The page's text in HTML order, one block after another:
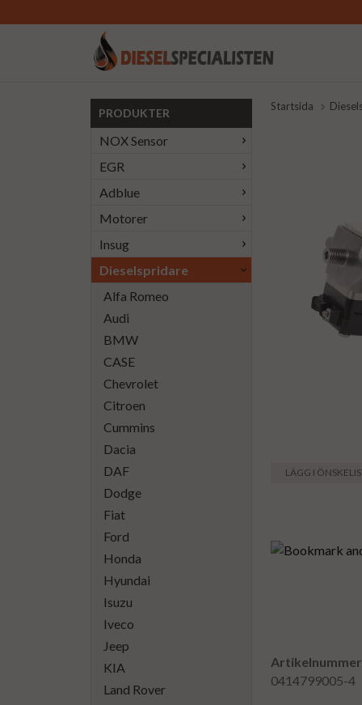
PRODUKTER
NOX Sensor
EGR
Adblue
Motorer
Insug
Dieselspridare
Alfa Romeo
Audi
BMW
CASE
Chevrolet
Citroen
Cummins
Dacia
DAF
Dodge
Fiat
Ford
Honda
Hyundai
Isuzu
Iveco
Jeep
KIA
Land Rover
Startsida
LÄGG I
0414799005-4